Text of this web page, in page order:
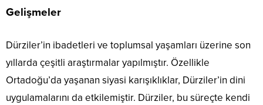
Gelişmeler
Dürziler’in ibadetleri ve toplumsal yaşamları üzerine son
yıllarda çeşitli araştırmalar yapılmıştır. Özellikle
Ortadoğu’da yaşanan siyasi karışıklıklar, Dürziler’in dini
uygulamalarını da etkilemiştir. Dürziler, bu süreçte kendi